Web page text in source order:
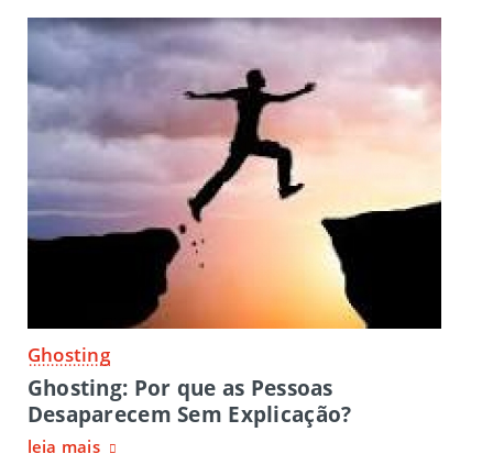
Ghosting
Ghosting: Por que as Pessoas
Desaparecem Sem Explicação?
leia mais